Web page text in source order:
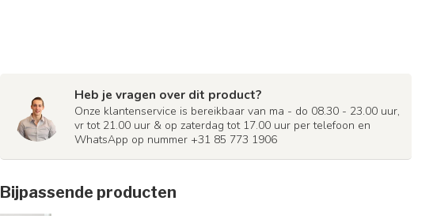
Heb je vragen over dit product?
Onze klantenservice is bereikbaar van ma - do 08.30 - 23.00 uur,
vr tot 21.00 uur & op zaterdag tot 17.00 uur per telefoon en
WhatsApp op nummer +31 85 773 1906
Bijpassende producten